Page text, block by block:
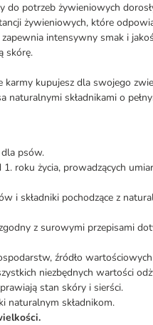
do potrzeb żywieniowych
żywieniowych, które
zapewnia intensywny smak i
skórę.
karmy kupujesz dla swojego
naturalnymi składnikami o
psów.
roku życia, prowadzących
i składniki pochodzące z
z surowymi przepisami
źródło wartościowych
niezbędnych wartości
stan skóry i sierści.
naturalnym składnikom.